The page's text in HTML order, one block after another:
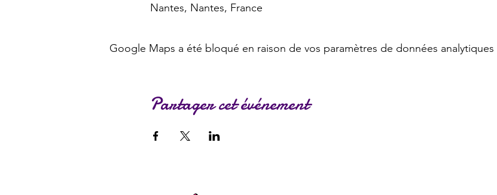
Nantes, Nantes, France
Google Maps a été bloqué en raison de vos paramètres de données
Partager cet événement